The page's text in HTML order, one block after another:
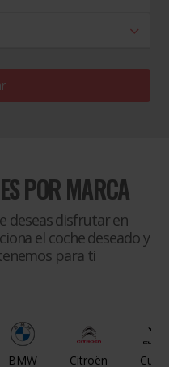
POR MARCA
deseas disfrutar en
el coche deseado y
para ti
BMW Citroën